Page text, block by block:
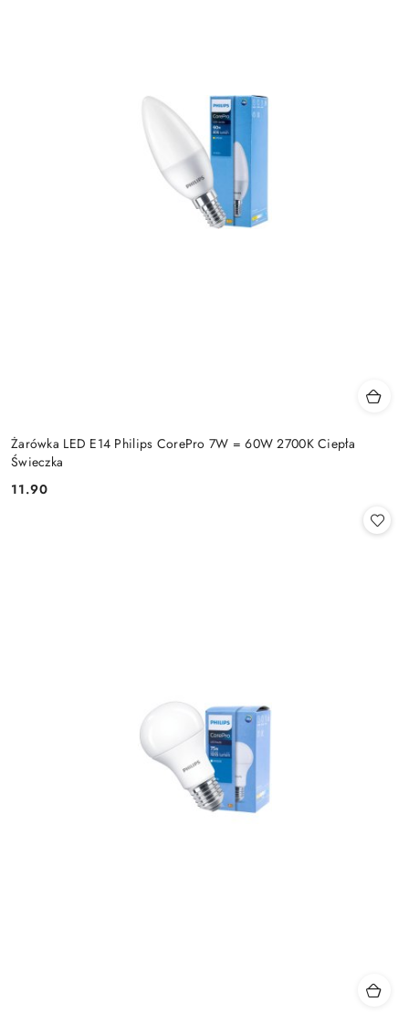
Żarówka LED E14 Philips CorePro 7W = 60W 2700K Ciepła
Świeczka
Cena:
11.90